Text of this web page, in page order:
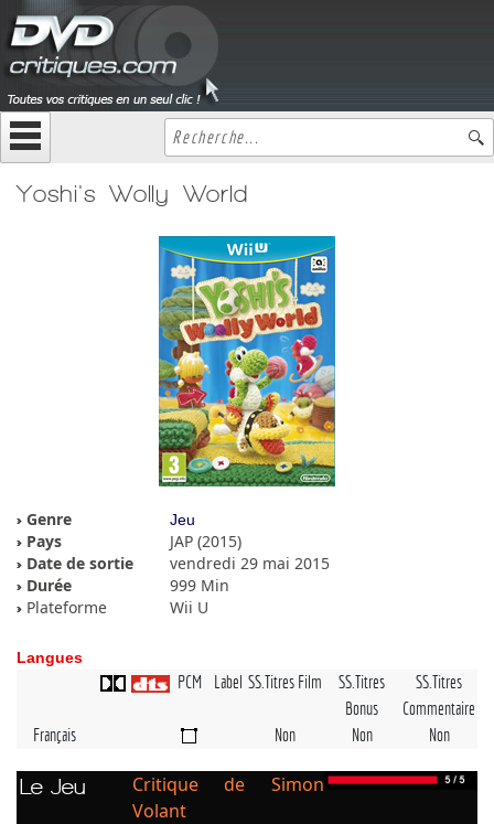
Yoshi's Wolly World
Genre Jeu
Pays
JAP (2015)
Date de sortie
vendredi 29 mai 2015
Durée
999 Min
Plateforme
Wii U
Langues
PCM Label SS.Titres Film
SS.Titres
Bonus
SS.Titres
Commentaire
Français
Non Non Non
Le Jeu
Critique de Simon
Volant